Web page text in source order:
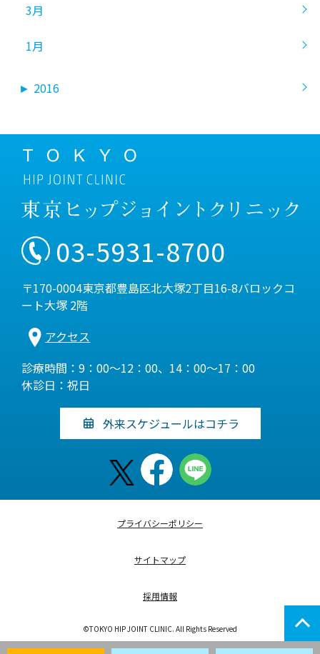
3月
1月
► 2016
03-5931-8700
〒170-0004東京都豊島区北大塚2丁目16-8バロックコ
ート大塚 2階
アクセス
診療時間：9：00～12：00、14：00～17：00
休診日：祝日
外来スケジュールはコチラ
プライバシーポリシー
サイトマップ
採用情報
©TOKYO HIP JOINT CLINIC. All Rights Reserved